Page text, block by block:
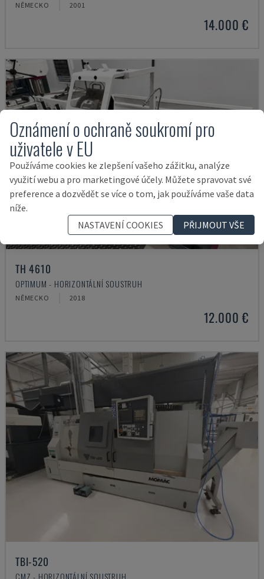
NĚMECKO 2001
14.000 €
TH 4610
OPTIMUM - HORIZONTÁLNÍ SOUSTRUH
NĚMECKO 2018
12.000 €
TBI-520
CMZ - HORIZONTÁLNÍ SOUSTRUH
Oznámení o ochraně soukromí pro
uživatele v EU
Používáme cookies ke zlepšení vašeho zážitku, analýze
využití webu a pro marketingové účely. Můžete spravovat své
preference a dozvědět se více o tom, jak používáme vaše data
níže.
NASTAVENÍ COOKIES
PŘIJMOUT VŠE